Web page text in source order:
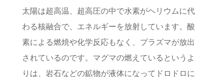
太陽は超高温、超高圧の中で水素がヘリウムに代
わる核融合で、エネルギーを放射しています。酸
素による燃焼や化学反応もなく、プラズマが放出
されているのです。マグマの燃えているというよ
りは、岩石などの鉱物が液体になってドロドロに